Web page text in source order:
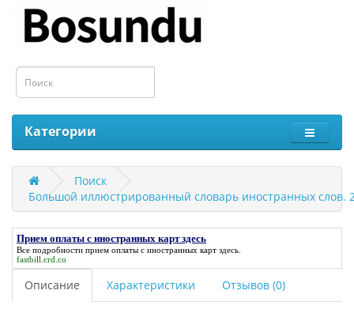
Категории
Поиск
Большой иллюстрированный словарь иностранных слов.
Прием оплаты с иностранных карт здесь
Все подробности прием оплаты с иностранных карт здесь
fastbill.crd.co
Описание Характеристики Отзывов (0)